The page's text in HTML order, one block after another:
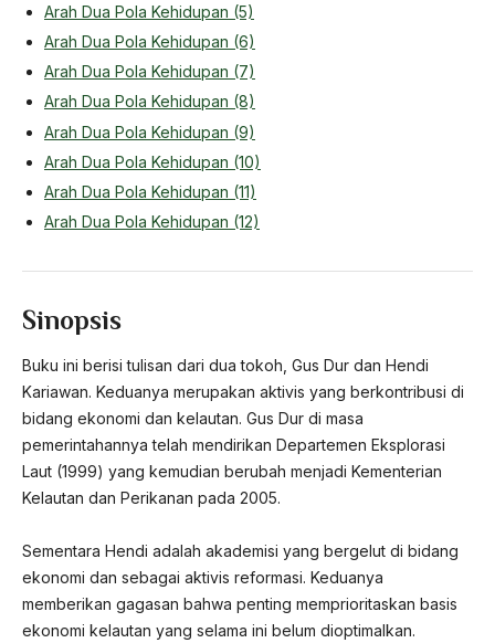
Arah Dua Pola Kehidupan (5)
Arah Dua Pola Kehidupan (6)
Arah Dua Pola Kehidupan (7)
Arah Dua Pola Kehidupan (8)
Arah Dua Pola Kehidupan (9)
Arah Dua Pola Kehidupan (10)
Arah Dua Pola Kehidupan (11)
Arah Dua Pola Kehidupan (12)
Sinopsis
Buku ini berisi tulisan dari dua tokoh, Gus Dur dan Hendi
Kariawan. Keduanya merupakan aktivis yang berkontribusi di
bidang ekonomi dan kelautan. Gus Dur di masa
pemerintahannya telah mendirikan Departemen Eksplorasi
Laut (1999) yang kemudian berubah menjadi Kementerian
Kelautan dan Perikanan pada 2005.
Sementara Hendi adalah akademisi yang bergelut di bidang
ekonomi dan sebagai aktivis reformasi. Keduanya
memberikan gagasan bahwa penting memprioritaskan basis
ekonomi kelautan yang selama ini belum dioptimalkan.